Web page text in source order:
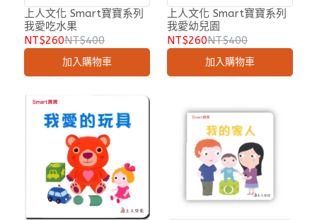
上人文化 Smart寶寶系列
我愛吃水果
NT$260NT$400
加入購物車
上人文化 Smart寶寶系列
我愛幼兒園
NT$260NT$400
加入購物車